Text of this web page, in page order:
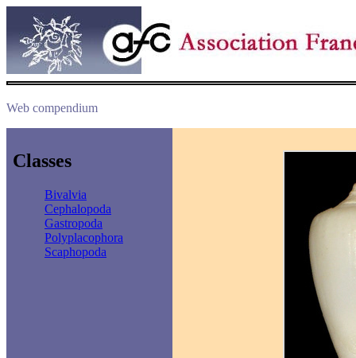
Web compendium
Classes
Bivalvia
Cephalopoda
Gastropoda
Polyplacophora
Scaphopoda